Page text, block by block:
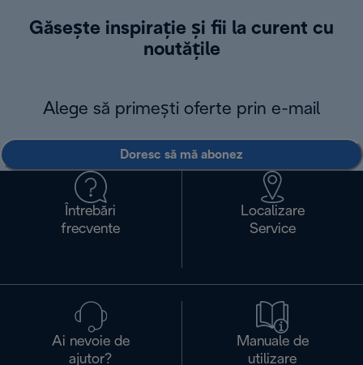
Găsește inspirație și fii la curent cu
noutățile
Alege să primești oferte prin e-mail
Doresc să mă abonez
Întrebări
frecvente
Localizare
Service
Ai nevoie de
ajutor?
Manuale de
utilizare